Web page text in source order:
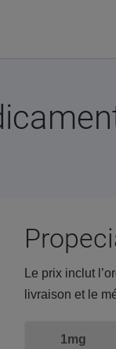
Le prix inclut
livraison et le
1mg